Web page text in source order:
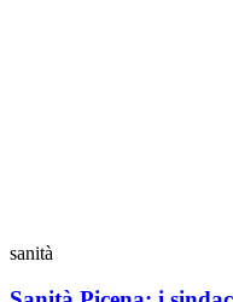
sanità